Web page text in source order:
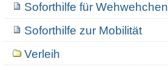
Soforthilfe für Wehwehchen
Soforthilfe zur Mobilität
Verleih